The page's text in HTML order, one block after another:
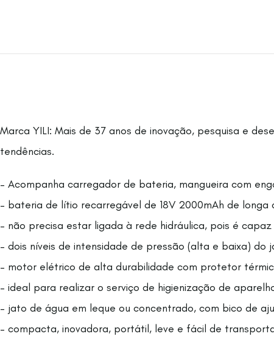
Marca YILI: Mais de 37 anos de inovação, pesquisa e
tendências.
– Acompanha carregador de bateria, mangueira com
– bateria de lítio recarregável de 18V 2000mAh de
– não precisa estar ligada à rede hidráulica, pois é
– dois níveis de intensidade de pressão (alta e baixa)
– motor elétrico de alta durabilidade com protetor
– ideal para realizar o serviço de higienização de
– jato de água em leque ou concentrado, com bico de
– compacta, inovadora, portátil, leve e fácil de